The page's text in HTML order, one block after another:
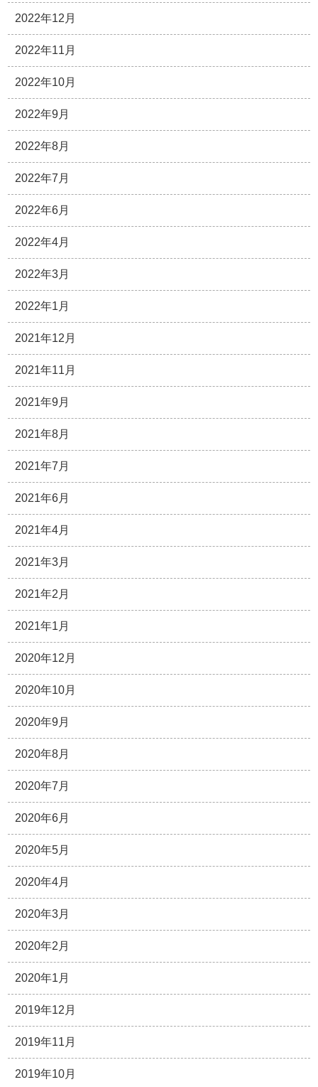
2022年12月
2022年11月
2022年10月
2022年9月
2022年8月
2022年7月
2022年6月
2022年4月
2022年3月
2022年1月
2021年12月
2021年11月
2021年9月
2021年8月
2021年7月
2021年6月
2021年4月
2021年3月
2021年2月
2021年1月
2020年12月
2020年10月
2020年9月
2020年8月
2020年7月
2020年6月
2020年5月
2020年4月
2020年3月
2020年2月
2020年1月
2019年12月
2019年11月
2019年10月